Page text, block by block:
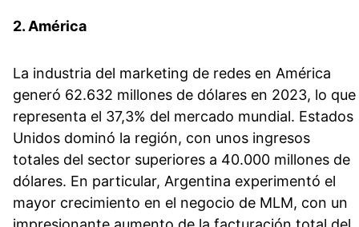
2. América
La industria del marketing de redes en América
generó 62.632 millones de dólares en 2023, lo que
representa el 37,3% del mercado mundial. Estados
Unidos dominó la región, con unos ingresos
totales del sector superiores a 40.000 millones de
dólares. En particular, Argentina experimentó el
mayor crecimiento en el negocio de MLM, con un